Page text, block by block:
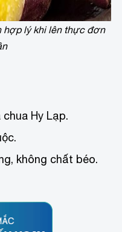
hợp lý khi lên thực đơn
Hy Lạp.
không chất béo.